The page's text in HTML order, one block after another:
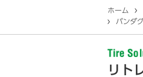
ホーム
バンダ
リト